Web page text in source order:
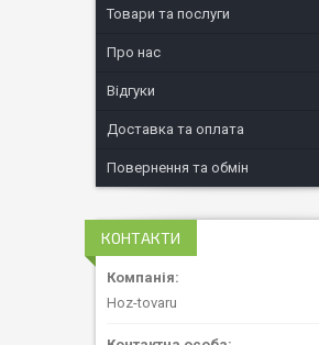
Товари та послуги
Про нас
Відгуки
Доставка та оплата
Повернення та обмін
КОНТАКТИ
Hoz-tovaru